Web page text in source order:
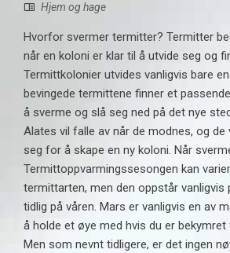
Hjem og hage
Hvorfor svermer termitter? Termitter
når en koloni er klar til å utvide seg og
Termittkolonier utvides vanligvis bare
bevingede termittene finner et
å sverme og slå seg ned på det nye
Alates vil falle av når de modnes, og de
seg for å skape en ny koloni. Når
Termittoppvarmingssesongen kan
termittarten, men den oppstår vanligvis
tidlig på våren. Mars er vanligvis en av
å holde et øye med hvis du er
Men som nevnt tidligere, er det ingen